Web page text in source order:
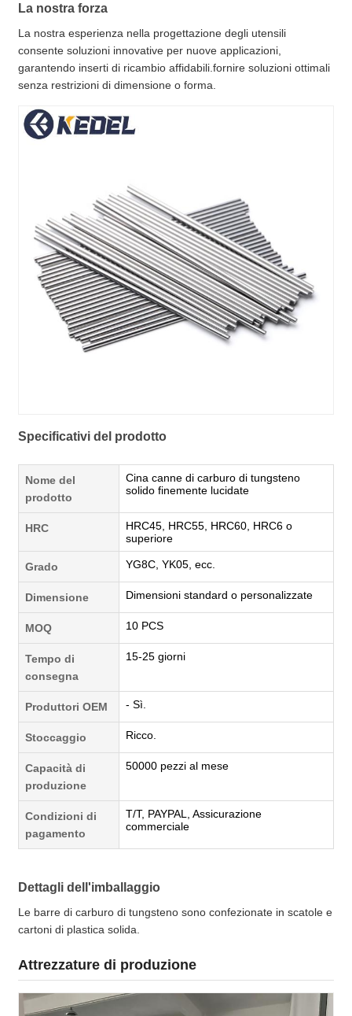
La nostra forza
La nostra esperienza nella progettazione degli utensili
consente soluzioni innovative per nuove applicazioni,
garantendo inserti di ricambio affidabili.fornire soluzioni ottimali
senza restrizioni di dimensione o forma.
Specificativi del prodotto
Nome del
prodotto
Cina canne di carburo di tungsteno
solido finemente lucidate
HRC
HRC45, HRC55, HRC60, HRC6 o
superiore
Grado YG8C, YK05, ecc.
Dimensione Dimensioni standard o personalizzate
MOQ 10 PCS
Tempo di
consegna
15-25 giorni
Produttori OEM - Sì.
Stoccaggio Ricco.
Capacità di
produzione
50000 pezzi al mese
Condizioni di
pagamento
T/T, PAYPAL, Assicurazione
commerciale
Dettagli dell'imballaggio
Le barre di carburo di tungsteno sono confezionate in scatole e
cartoni di plastica solida.
Attrezzature di produzione